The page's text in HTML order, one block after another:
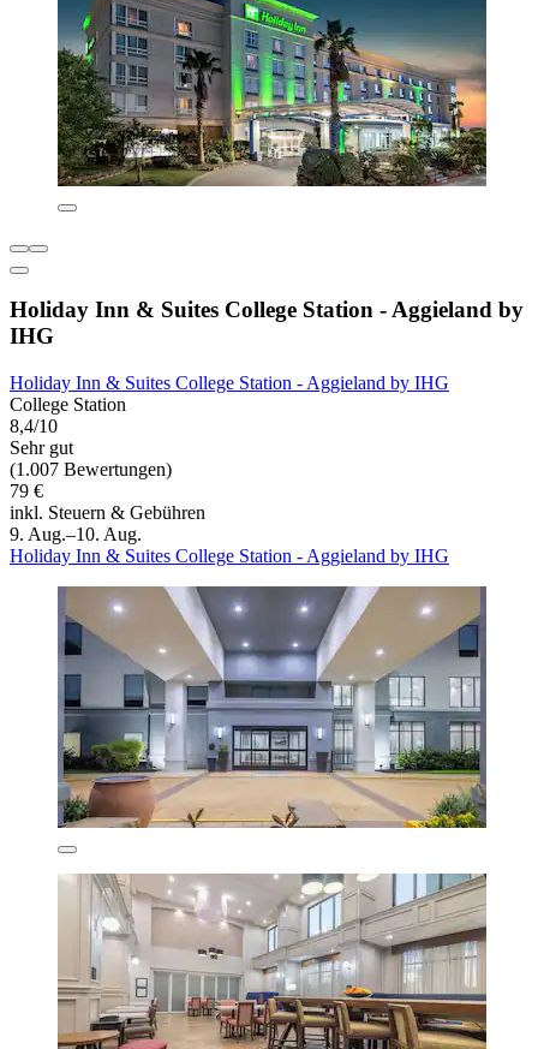
Holiday Inn & Suites College Station - Aggieland by
IHG
Holiday Inn & Suites College Station - Aggieland by IHG
College Station
8,4/10
Sehr gut
(1.007 Bewertungen)
79 €
inkl. Steuern & Gebühren
9. Aug.–10. Aug.
Holiday Inn & Suites College Station - Aggieland by IHG